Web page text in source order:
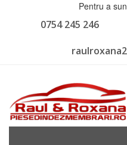
Pentru a
0754 245 246